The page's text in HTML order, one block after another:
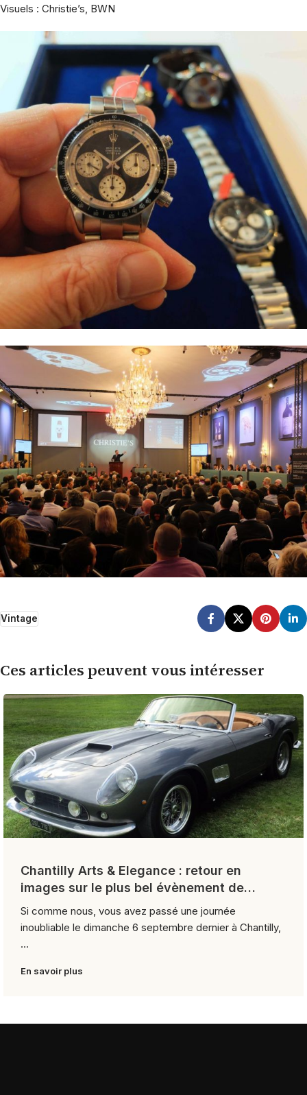
Visuels : Christie’s, BWN
Vintage
Ces articles peuvent vous intéresser
Chantilly Arts & Elegance : retour en
images sur le plus bel évènement de
l’année
Si comme nous, vous avez passé une journée
inoubliable le dimanche 6 septembre dernier à Chantilly,
...
En savoir plus